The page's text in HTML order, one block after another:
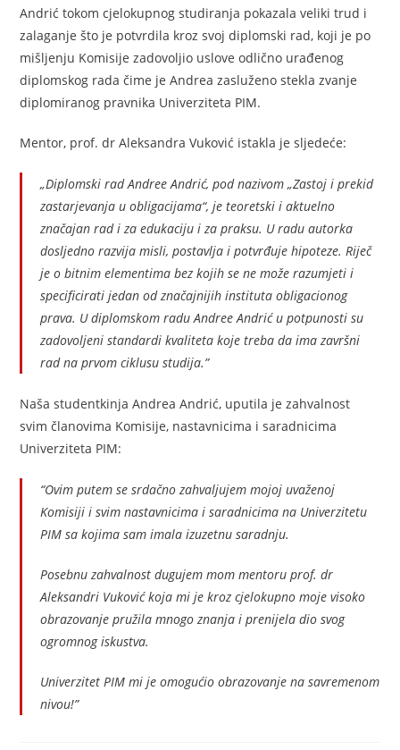
Andrić tokom cjelokupnog studiranja pokazala veliki trud i
zalaganje što je potvrdila kroz svoj diplomski rad, koji je po
mišljenju Komisije zadovoljio uslove odlično urađenog
diplomskog rada čime je Andrea zasluženo stekla zvanje
diplomiranog pravnika Univerziteta PIM.
Mentor, prof. dr Aleksandra Vuković istakla je sljedeće:
„Diplomski rad Andree Andrić, pod nazivom „Zastoj i prekid
zastarjevanja u obligacijama“, je teoretski i aktuelno
značajan rad i za edukaciju i za praksu. U radu autorka
dosljedno razvija misli, postavlja i potvrđuje hipoteze. Riječ
je o bitnim elementima bez kojih se ne može razumjeti i
specificirati jedan od značajnijih instituta obligacionog
prava. U diplomskom radu Andree Andrić u potpunosti su
zadovoljeni standardi kvaliteta koje treba da ima završni
rad na prvom ciklusu studija.”
Naša studentkinja Andrea Andrić, uputila je zahvalnost
svim članovima Komisije, nastavnicima i saradnicima
Univerziteta PIM:
“Ovim putem se srdačno zahvaljujem mojoj uvaženoj
Komisiji i svim nastavnicima i saradnicima na Univerzitetu
PIM sa kojima sam imala izuzetnu saradnju.
Posebnu zahvalnost dugujem mom mentoru prof. dr
Aleksandri Vuković koja mi je kroz cjelokupno moje visoko
obrazovanje pružila mnogo znanja i prenijela dio svog
ogromnog iskustva.
Univerzitet PIM mi je omogućio obrazovanje na savremenom
nivou!”